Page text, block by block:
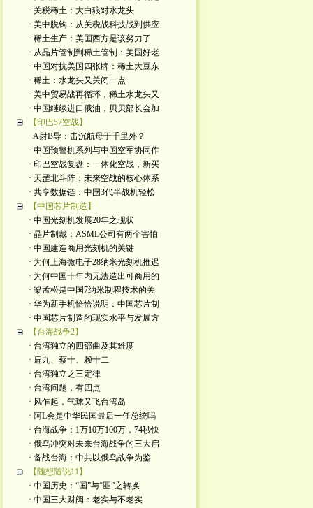
· 关税稀土：大白狼对水龙头
· 美中脱钩：从关税战科技战到供应
· 稀土生产：美国西方是该努力了
· 从晶片管制到稀土管制：美国好老
· 中国对抗美国四张牌：稀土大豆东
· 稀土：水龙头又关闭一点
· 美中贸易战再循环，稀土水龙头又
· 中国继续进口俄油，贝贝部长会加
【印巴57空战】
· A射B导：击沉航母于千里外？
· 中国预警机系列与中国空军协同作
· 印巴空战复盘：一体化空战，新买
· 天罡北斗阵：未来空战的核心体系
· 共享数据链：中国3代半战机轻松
【中国芯片制造】
· 中国光刻机发展20年之现状
· 晶片制裁：ASML公司有两个害怕
· 中国建造商用光刻机的关键
· 为何上海微电子28纳米光刻机推迟
· 为何中国十年内无法造出可商用的
· 梁孟松是中国7纳米制程技术的关
· 华为新手机恰恰说明：中国芯片制
· 中国芯片制造的现实水平与发展方
【台海战争2】
· 台湾独立的四部曲及其难度
· 扁九、蔡十、赖十二
· 台湾独立之三定律
· 台湾问题，有四点
· 风乍起，气球又飞台湾岛
· 阿L会是中华民国最后一任总统吗
· 台海战争：1万10万100万，74秒快
· 俄乌冲突对未来台海战争的三大启
· 备战台海：中共以俄乌战争为鉴
【随想随说11】
· 中国历史：“国”与“匪”之转换
· 中国三大财阀：老实与不老实